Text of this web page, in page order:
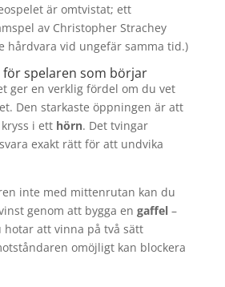
är omtvistat; ett
av Christopher Strachey
hårdvara vid ungefär samma tid.)
spelaren som börjar
ger en verklig fördel om du vet
Den starkaste öppningen är att
i ett hörn. Det tvingar
exakt rätt för att undvika
inte med mittenrutan kan du
genom att bygga en gaffel–
att vinna på två sätt
omöjligt kan blockera